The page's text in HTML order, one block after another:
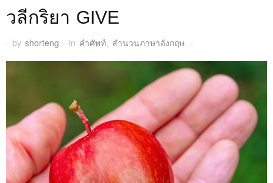
วลีกริยา GIVE
· by shorteng · in คำศัพท์, สำนวนภาษาอังกฤษ. ·